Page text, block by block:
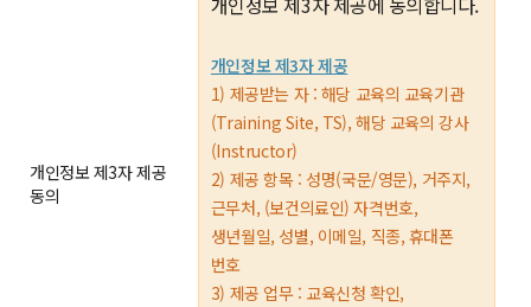
개인정보 제3자 제공
동의
개인정보 제3자 제공
1) 제공받는 자 : 해당 교육의 교육기관
(Training Site, TS), 해당 교육의 강사
(Instructor)
2) 제공 항목 : 성명(국문/영문), 거주지,
근무처, (보건의료인) 자격번호,
생년월일, 성별, 이메일, 직종, 휴대폰
번호
3) 제공 업무 : 교육신청 확인,